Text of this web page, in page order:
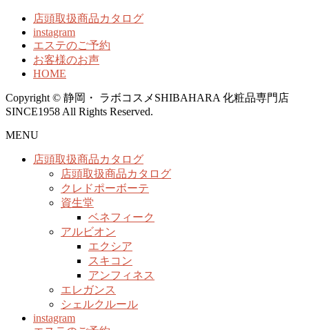
店頭取扱商品カタログ
instagram
エステのご予約
お客様のお声
HOME
Copyright © 静岡・ ラボコスメSHIBAHARA 化粧品専門店
SINCE1958 All Rights Reserved.
MENU
店頭取扱商品カタログ
店頭取扱商品カタログ
クレドポーボーテ
資生堂
ベネフィーク
アルビオン
エクシア
スキコン
アンフィネス
エレガンス
シェルクルール
instagram